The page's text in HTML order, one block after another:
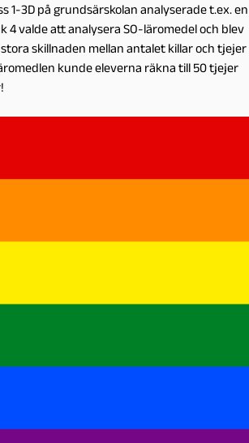
1-3D på grundsärskolan analyserade t.ex. en
4 valde att analysera SO-läromedel och blev
skillnaden mellan antalet killar och tjejer
kunde eleverna räkna till 50 tjejer